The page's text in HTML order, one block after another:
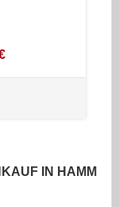
IN HAMM